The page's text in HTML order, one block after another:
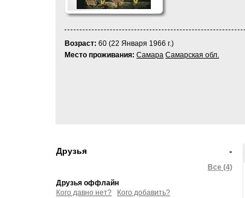
Возраст: 60 (22 Января 1966 г.)
Место проживания: Самара Самарская обл.
-
Друзья
Все (4)
Друзья оффлайн
Кого давно нет?
Кого добавить?